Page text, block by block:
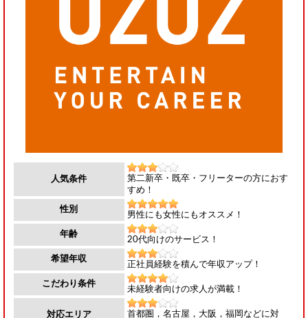
人気条件
第二新卒・既卒・フリーターの方におす
すめ！
性別
男性にも女性にもオススメ！
年齢
20代向けのサービス！
希望年収
正社員経験を積んで年収アップ！
こだわり条件
未経験者向けの求人が満載！
対応エリア
首都圏，名古屋，大阪，福岡などに対